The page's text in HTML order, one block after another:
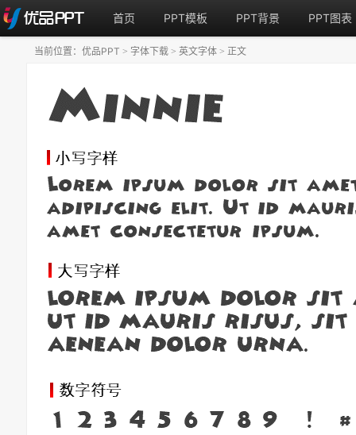
首页 PPT模板 PPT背景 PPT图表
当前位置： 优品PPT > 字体下载 > 英文字体 > 正文